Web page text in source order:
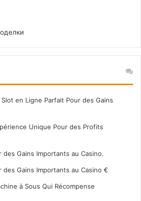
en Ligne Parfait Pour des Gains
Unique Pour des Profits
des Gains Importants au Casino.
des Gains Importants au Casino €
à Sous Qui Récompense